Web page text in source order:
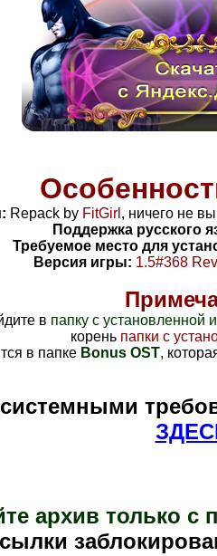
Repack by FitGirl , ничего не
Поддержка русского
Требуемое место для
Версия игры: 1.5#368
в папку с установленной
корень папки с
в папке Bonus OST,
архив только